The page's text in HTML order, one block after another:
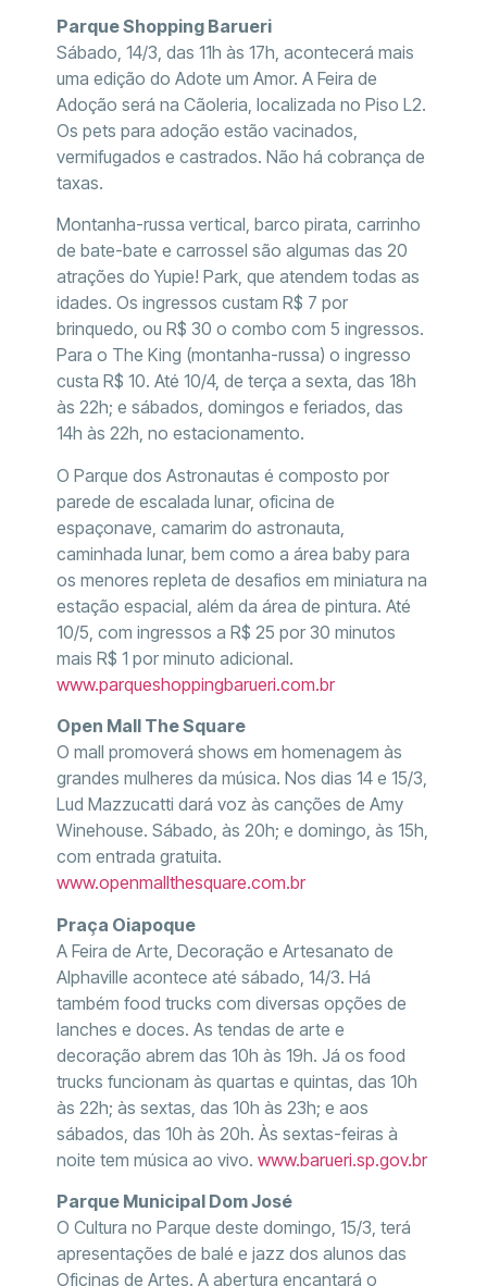
Parque Shopping Barueri
Sábado, 14/3, das 11h às 17h, acontecerá mais
uma edição do Adote um Amor. A Feira de
Adoção será na Cãoleria, localizada no Piso L2.
Os pets para adoção estão vacinados,
vermifugados e castrados. Não há cobrança de
taxas.
Montanha-russa vertical, barco pirata, carrinho
de bate-bate e carrossel são algumas das 20
atrações do Yupie! Park, que atendem todas as
idades. Os ingressos custam R$ 7 por
brinquedo, ou R$ 30 o combo com 5 ingressos.
Para o The King (montanha-russa) o ingresso
custa R$ 10. Até 10/4, de terça a sexta, das 18h
às 22h; e sábados, domingos e feriados, das
14h às 22h, no estacionamento.
O Parque dos Astronautas é composto por
parede de escalada lunar, oficina de
espaçonave, camarim do astronauta,
caminhada lunar, bem como a área baby para
os menores repleta de desafios em miniatura na
estação espacial, além da área de pintura. Até
10/5, com ingressos a R$ 25 por 30 minutos
mais R$ 1 por minuto adicional.
www.parqueshoppingbarueri.com.br
Open Mall The Square
O mall promoverá shows em homenagem às
grandes mulheres da música. Nos dias 14 e 15/3,
Lud Mazzucatti dará voz às canções de Amy
Winehouse. Sábado, às 20h; e domingo, às 15h,
com entrada gratuita.
www.openmallthesquare.com.br
Praça Oiapoque
A Feira de Arte, Decoração e Artesanato de
Alphaville acontece até sábado, 14/3. Há
também food trucks com diversas opções de
lanches e doces. As tendas de arte e
decoração abrem das 10h às 19h. Já os food
trucks funcionam às quartas e quintas, das 10h
às 22h; às sextas, das 10h às 23h; e aos
sábados, das 10h às 20h. Às sextas-feiras à
noite tem música ao vivo. www.barueri.sp.gov.br
Parque Municipal Dom José
O Cultura no Parque deste domingo, 15/3, terá
apresentações de balé e jazz dos alunos das
Oficinas de Artes. A abertura encantará o